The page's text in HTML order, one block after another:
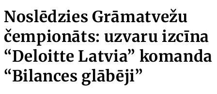
Noslēdzies Grāmatvežu
čempionāts: uzvaru izcīna
“Deloitte Latvia” komanda
“Bilances glābēji”